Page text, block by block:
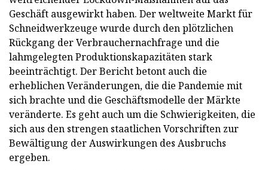
Geschäft ausgewirkt haben. Der weltweite Markt für
Schneidwerkzeuge wurde durch den plötzlichen
Rückgang der Verbrauchernachfrage und die
lahmgelegten Produktionskapazitäten stark
beeinträchtigt. Der Bericht betont auch die
erheblichen Veränderungen, die die Pandemie mit
sich brachte und die Geschäftsmodelle der Märkte
veränderte. Es geht auch um die Schwierigkeiten, die
sich aus den strengen staatlichen Vorschriften zur
Bewältigung der Auswirkungen des Ausbruchs
ergeben.